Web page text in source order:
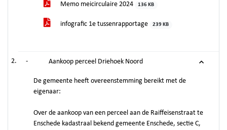
Memo meicirculaire 2024 136 KB
infografic 1e tussenrapportage 239 KB
- Aankoop perceel Driehoek Noord
De gemeente heeft overeenstemming bereikt met de
eigenaar:
Over de aankoop van een perceel aan de Raiffeisenstraat te
Enschede kadastraal bekend gemeente Enschede, sectie C,